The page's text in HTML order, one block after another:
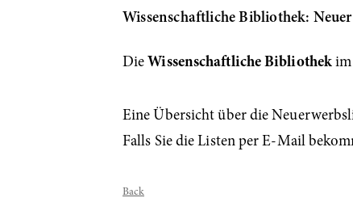
Wissenschaftliche Bibliothek:
Die Wissenschaftliche Bibliothek im
Eine Übersicht über die
Falls Sie die Listen per E-Mail
Back